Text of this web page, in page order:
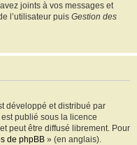
joints à vos messages et
l’utilisateur puis Gestion des
développé et distribué par
est publié sous la licence
peut être diffusé librement. Pour
de phpBB » (en anglais).